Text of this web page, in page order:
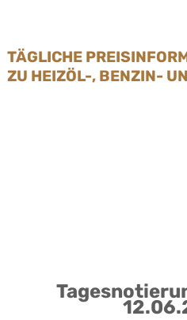
TÄGLICHE
ZU HEIZÖL-, BENZIN-